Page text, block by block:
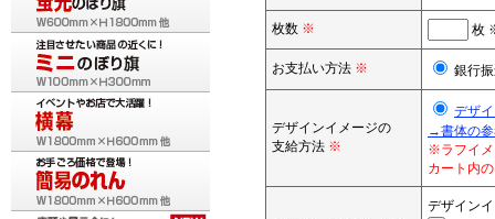
枚数 ※ 枚
お支払い方法 ※ 銀行
デザインイメージの
支給方法 ※
デザ
→書体の
※ラフイメ
カート内
デザイン